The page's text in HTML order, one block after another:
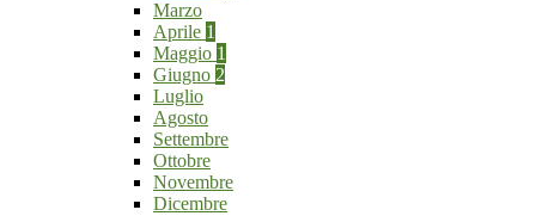
Marzo
Aprile 1
Maggio 1
Giugno 2
Luglio
Agosto
Settembre
Ottobre
Novembre
Dicembre